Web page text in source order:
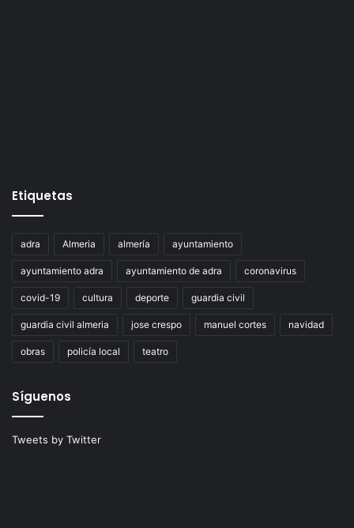
Etiquetas
adra Almeria almería ayuntamiento
ayuntamiento adra ayuntamiento de adra coronavirus
covid-19 cultura deporte guardia civil
guardia civil almeria jose crespo manuel cortes navidad
obras policía local teatro
Síguenos
Tweets by Twitter